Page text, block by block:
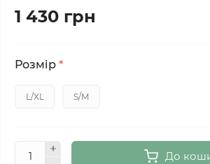
1 430 грн
Розмір *
L/XL S/M
До